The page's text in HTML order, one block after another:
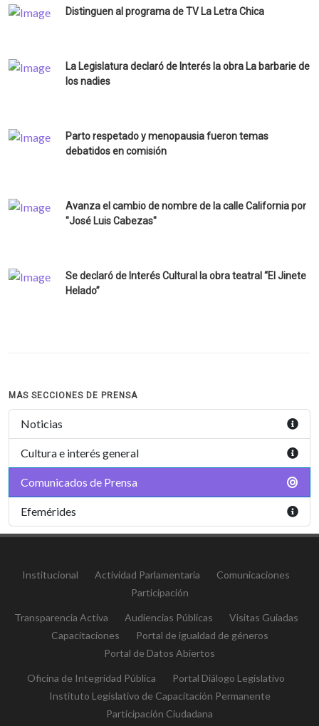
Distinguen al programa de TV La Letra Chica
La Legislatura declaró de Interés la obra La barbarie de
Parto respetado y menopausia fueron temas
Avanza el cambio de nombre de la calle California por
Se declaró de Interés Cultural la obra teatral “El Jinete
Noticias
Cultura e interés general
Comunicados de Prensa
Efemérides
Institucional Actividad Parlamentaria
Comunicaciones
Participación
Transparencia Activa Audiencias Públicas
Visitas Guiadas
Capacitaciones
Portal de igualdad de géneros
Portal de Datos Abiertos
Oficina de Integridad Pública
Portal Diálogo Legislativo
Instituto Legislativo de Capacitación Permanente
Participación Ciudadana